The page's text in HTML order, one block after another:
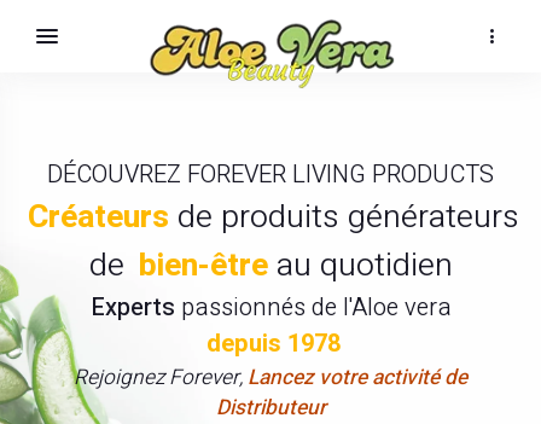
DÉCOUVREZ FOREVER LIVING PRODUCTS
Créateurs de produits générateurs
de bien-êtreau quotidien
Experts passionnés de l'Aloe vera
depuis 1978
Rejoignez Forever, Lancez votre activité de
Distributeur